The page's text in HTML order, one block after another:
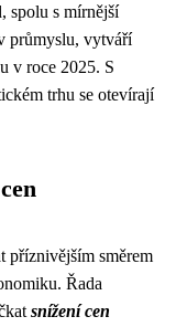
spolu s mírnější
průmyslu, vytváří
v roce 2025. S
trhu se otevírají
příznivějším směrem
Řada
snížení cen